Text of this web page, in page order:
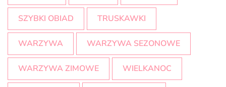
SZYBKI OBIAD TRUSKAWKI
WARZYWA WARZYWA SEZONOWE
WARZYWA ZIMOWE WIELKANOC